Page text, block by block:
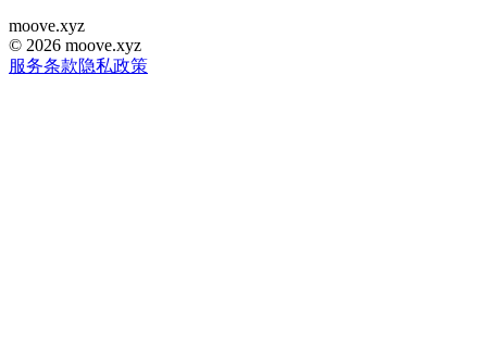
moove.xyz
© 2026 moove.xyz
服务条款隐私政策